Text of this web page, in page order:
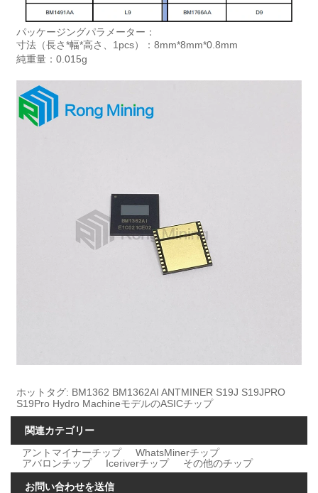
パッケージングパラメーター：
寸法（長さ*幅*高さ、1pcs）：8mm*8mm*0.8mm
純重量：0.015g
ホットタグ: BM1362 BM1362AI ANTMINER S19J S19JPRO
S19Pro Hydro MachineモデルのASICチップ
関連カテゴリー
アントマイナーチップ
WhatsMinerチップ
アバロンチップ
Iceriverチップ その他のチップ
お問い合わせを送信